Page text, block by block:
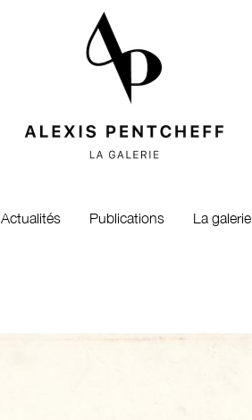
Actualités Publications La galerie